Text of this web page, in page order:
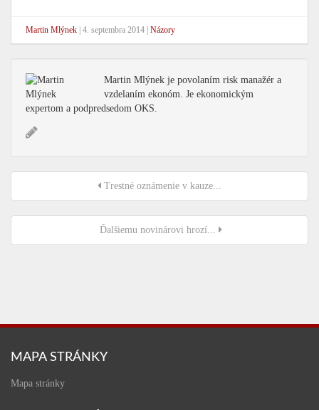
Martin Mlýnek 4. septembra 2014 Názory
Martin Mlýnek je povolaním risk manažér a
vzdelaním ekonóm. Je ekonomickým
expertom a podpredsedom OKS.
Trestné oznámenie v kauze...
Ďalšiemu novinárovi hrozí...
MAPA STRÁNKY
Mapa stránky